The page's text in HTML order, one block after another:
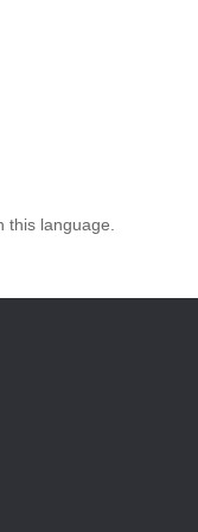
this language.